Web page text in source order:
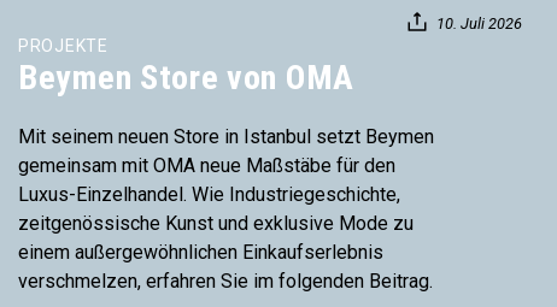
10. Juli 2026
PROJEKTE
Beymen Store von OMA
Mit seinem neuen Store in Istanbul setzt Beymen
gemeinsam mit OMA neue Maßstäbe für den
Luxus-Einzelhandel. Wie Industriegeschichte,
zeitgenössische Kunst und exklusive Mode zu
einem außergewöhnlichen Einkaufserlebnis
verschmelzen, erfahren Sie im folgenden Beitrag.